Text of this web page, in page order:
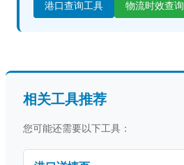
港口查询工具 物流时效查询
相关工具推荐
您可能还需要以下工具：